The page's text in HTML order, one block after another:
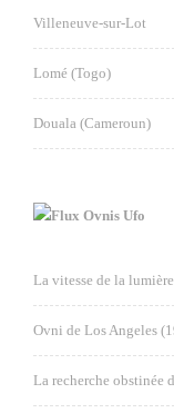
Villeneuve-sur-Lot
Lomé (Togo)
Douala (Cameroun)
Ovnis Ufo
La vitesse de la
Ovni de Los Angeles
La recherche obstinée